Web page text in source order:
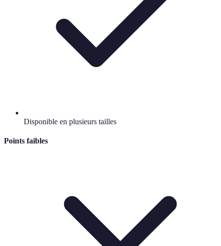
Disponible en plusieurs tailles
Points faibles